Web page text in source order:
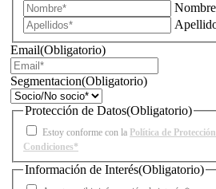
Nombre
Email(Obligatorio)
Segmentacion(Obligatorio)
Protección de Datos(Obligatorio)
Estoy conforme con la Política de
Condiciones*
Información de Interés(Obligatorio)